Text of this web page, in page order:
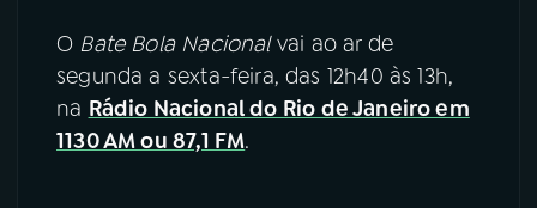
O Bate Bola Nacionalvai ao ar de
segunda a sexta-feira, das 12h40 às 13h,
na Rádio Nacional do Rio de Janeiro em
1130 AM ou 87,1 FM.